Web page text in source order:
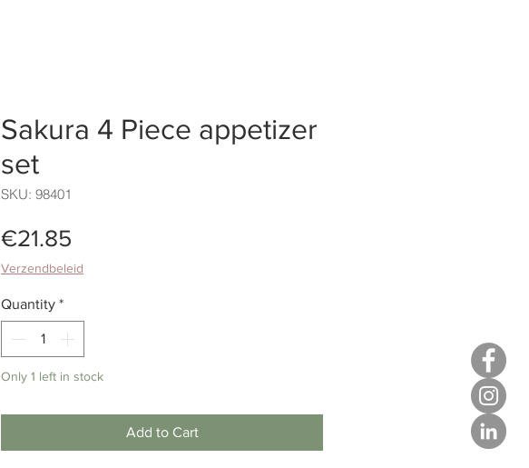
Sakura 4 Piece appetizer
set
SKU: 98401
€21.85
Verzendbeleid
Quantity *
Only 1 left in stock
Add to Cart